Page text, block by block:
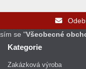
se "Všeobecné
Kategorie
Zakázková výroba